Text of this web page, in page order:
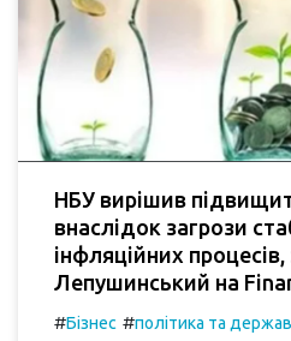
НБУ вирішив
внаслідок загрози
інфляційних
Лепушинський на
#Бізнес #політика та